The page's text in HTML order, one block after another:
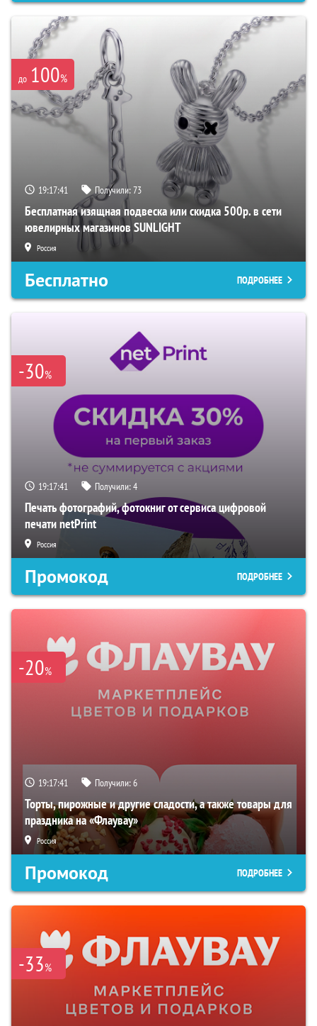
до 100%
19:17:40 Получили:73
Бесплатная изящная подвеска или скидка 500р. в сети
ювелирных магазинов SUNLIGHT
Россия
Бесплатно ПОДРОБНЕЕ
-30%
19:17:40 Получили:4
Печать фотографий, фотокниг от сервиса цифровой
печати netPrint
Россия
Промокод ПОДРОБНЕЕ
-20%
19:17:40 Получили:6
Торты, пирожные и другие сладости, а также товары для
праздника на «Флаувау»
Россия
Промокод ПОДРОБНЕЕ
-33%